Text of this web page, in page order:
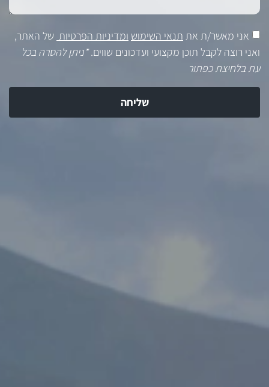
אני מאשר/ת את תנאי השימוש ומדיניות הפרטיות של האתר,
ואני רוצה לקבל תוכן מקצועי ועדכונים שווים.*ניתן להסרה בכל
עת בלחיצת כפתור
שליחה